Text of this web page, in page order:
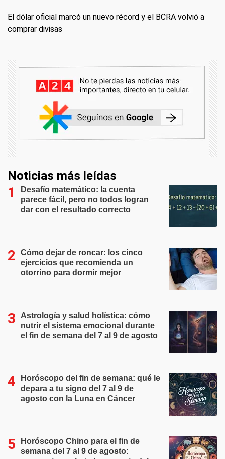
El dólar oficial marcó un nuevo récord y el BCRA volvió a
comprar divisas
Noticias más leídas
Desafío matemático: la cuenta
parece fácil, pero no todos logran
dar con el resultado correcto
Cómo dejar de roncar: los cinco
ejercicios que recomienda un
otorrino para dormir mejor
Astrología y salud holística: cómo
nutrir el sistema emocional durante
el fin de semana del 7 al 9 de agosto
Horóscopo del fin de semana: qué le
depara a tu signo del 7 al 9 de
agosto con la Luna en Cáncer
Horóscopo Chino para el fin de
semana del 7 al 9 de agosto: